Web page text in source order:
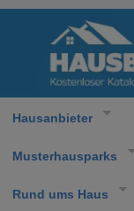
Hausanbieter
Musterhausparks
Rund ums Haus